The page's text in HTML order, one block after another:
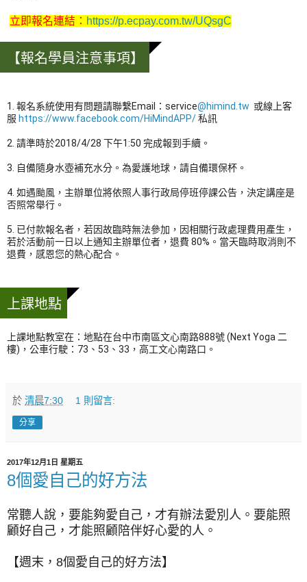
立即報名連結： https://p.ecpay.com.tw/UQsgC
【報名學員注意事項】
1. 報名系統使用有問題請聯繫Email：service@himind.tw
  或線上客
服 https://www.facebook.com/HiMindAPP/ 私訊
2. 請準時於2018/4/28 下午1:50 完成報到手續。
3. 自備隨身水壺補充水分。為愛護地球，請自備環保杯。
4. 如遇颱風，主辦單位將依照人事行政局停班停課公告，決定講座是
否照常舉行。
5. 已付款報名者，若因故臨時無法參加，因相關行政處理費用產生，
若於活動前一日以上通知主辦單位者，退費 80%。當天臨時取消則不
退費，感恩您的熱心配合。
上課地點
上課地點教室在：地點在台中市南區文心南路888號 (Next Yoga 二
樓)，公車行駛：73、53、33，高工文心南路口。
於 清晨7:30 1 則留言:
分享
2017年12月1日 星期五
8個愛自己的好方法
常聽人說，要能夠愛自己，才有辦法愛別人。要能照
顧好自己，才能照顧陪伴好心愛的人。
【週末，8個愛自己的好方法】